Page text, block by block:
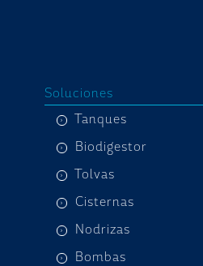
Soluciones
Tanques
Biodigestor
Tolvas
Cisternas
Nodrizas
Bombas